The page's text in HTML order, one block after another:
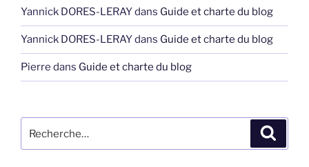
Yannick DORES-LERAYdans Guide et charte du blog
Yannick DORES-LERAYdans Guide et charte du blog
Pierre dans Guide et charte du blog
pour